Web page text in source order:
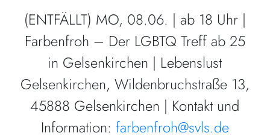
(ENTFÄLLT) MO, 08.06. | ab 18 Uhr |
Farbenfroh – Der LGBTQ Treff ab 25
in Gelsenkirchen | Lebenslust
Gelsenkirchen, Wildenbruchstraße 13,
45888 Gelsenkirchen | Kontakt und
Information: farbenfroh@svls.de